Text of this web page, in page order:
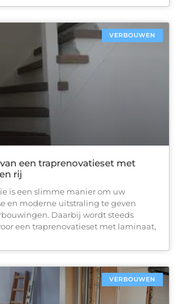
VERBOUWEN
een traprenovatieset met
rij
is een slimme manier om uw
en moderne uitstraling te geven
Daarbij wordt steeds
een traprenovatieset met laminaat,
VERBOUWEN